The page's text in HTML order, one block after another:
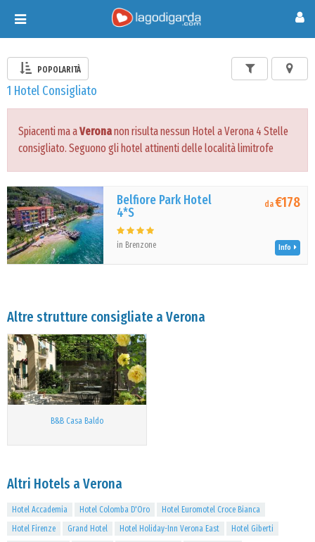
Toggle
navigation
POPOLARITÀ
1 Hotel Consigliato
Spiacenti ma aVeronanon risulta nessun Hotel a Verona 4 Stelle
consigliato. Seguono gli hotel attinenti delle località limitrofe
Belfiore Park Hotel
4*S
in Brenzone
da€178
Info
Altre strutture consigliate a Verona
B&B Casa Baldo
Altri Hotels a Verona
Hotel Accademia Hotel Colomba D'Oro
Hotel Euromotel Croce Bianca
Hotel Firenze
Grand Hotel Hotel Holiday-Inn Verona East
Hotel Giberti